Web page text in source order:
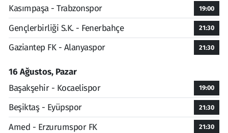
Kasımpaşa - Trabzonspor 19:00
Gençlerbirliği S.K. - Fenerbahçe 21:30
Gaziantep FK - Alanyaspor 21:30
16 Ağustos, Pazar
Başakşehir - Kocaelispor
19:00
Beşiktaş - Eyüpspor 21:30
Amed - Erzurumspor FK 21:30